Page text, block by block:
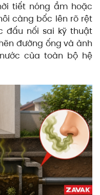
tiết nóng ẩm hoặc
càng bốc lên rõ rệt
đấu nối sai kỹ thuật
đường ống và ảnh
của toàn bộ hệ